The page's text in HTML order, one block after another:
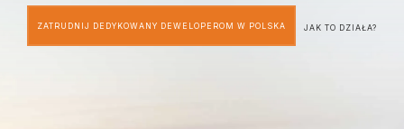
ZATRUDNIJ DEDYKOWANY DEWELOPEROM W POLSKA JAK TO DZIAŁA?